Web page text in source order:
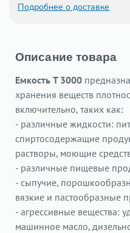
Подробнее о доставке
Описание товара
Емкость T 3000
хранения веществ
включительно, таких как:
- различные жидкости:
спиртосодержащие
растворы, моющие
- различные пищевые
- сыпучие,
вязкие и пастообразные
- агрессивные вещества:
машинное масло,